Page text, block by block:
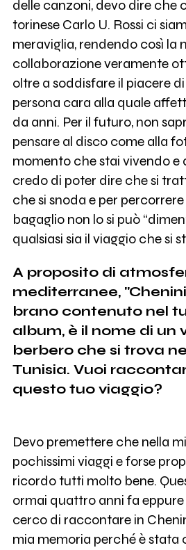
delle canzoni, devo dire che
torinese Carlo U. Rossi ci
meraviglia, rendendo così la
collaborazione veramente
oltre a soddisfare il piacere
persona cara alla quale
da anni. Per il futuro, non
pensare al disco come alla
momento che stai vivendo e
credo di poter dire che si
che si snoda e per
bagaglio non lo si può
qualsiasi sia il viaggio che si
A proposito di
mediterranee,
brano contenuto nel
album, è il nome di un
berbero che si trova
Tunisia. Vuoi
questo tuo viaggio?
Devo premettere che nella
pochissimi viaggi e forse
ricordo tutti molto bene.
ormai quattro anni fa
cerco di raccontare in
mia memoria perché è stata